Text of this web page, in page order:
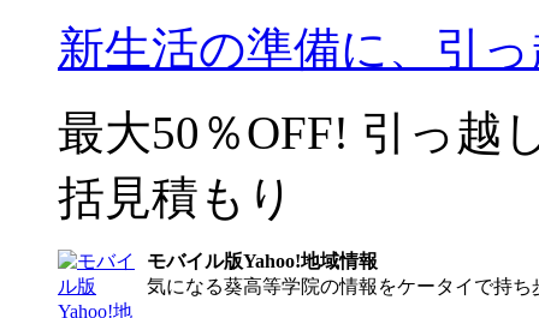
新生活の準備に、引
最大50％OFF! 引っ越
括見積もり
モバイル版Yahoo!地域情報
気になる葵高等学院の情報をケータイで持ち